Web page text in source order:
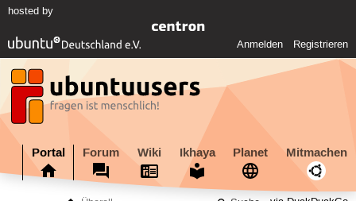
hosted by
Anmelden Registrieren
Portal Forum Wiki Ikhaya Planet Mitmachen